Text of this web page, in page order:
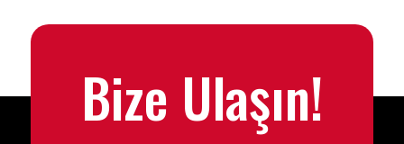
Bize Ulaşın!